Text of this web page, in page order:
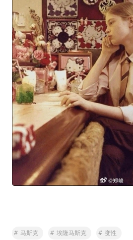
# 马斯克 # 埃隆马斯克 # 变性